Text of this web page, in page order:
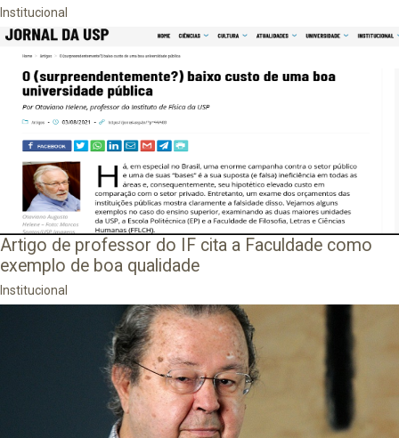
Institucional
Artigo de professor do IF cita a Faculdade como
exemplo de boa qualidade
Institucional